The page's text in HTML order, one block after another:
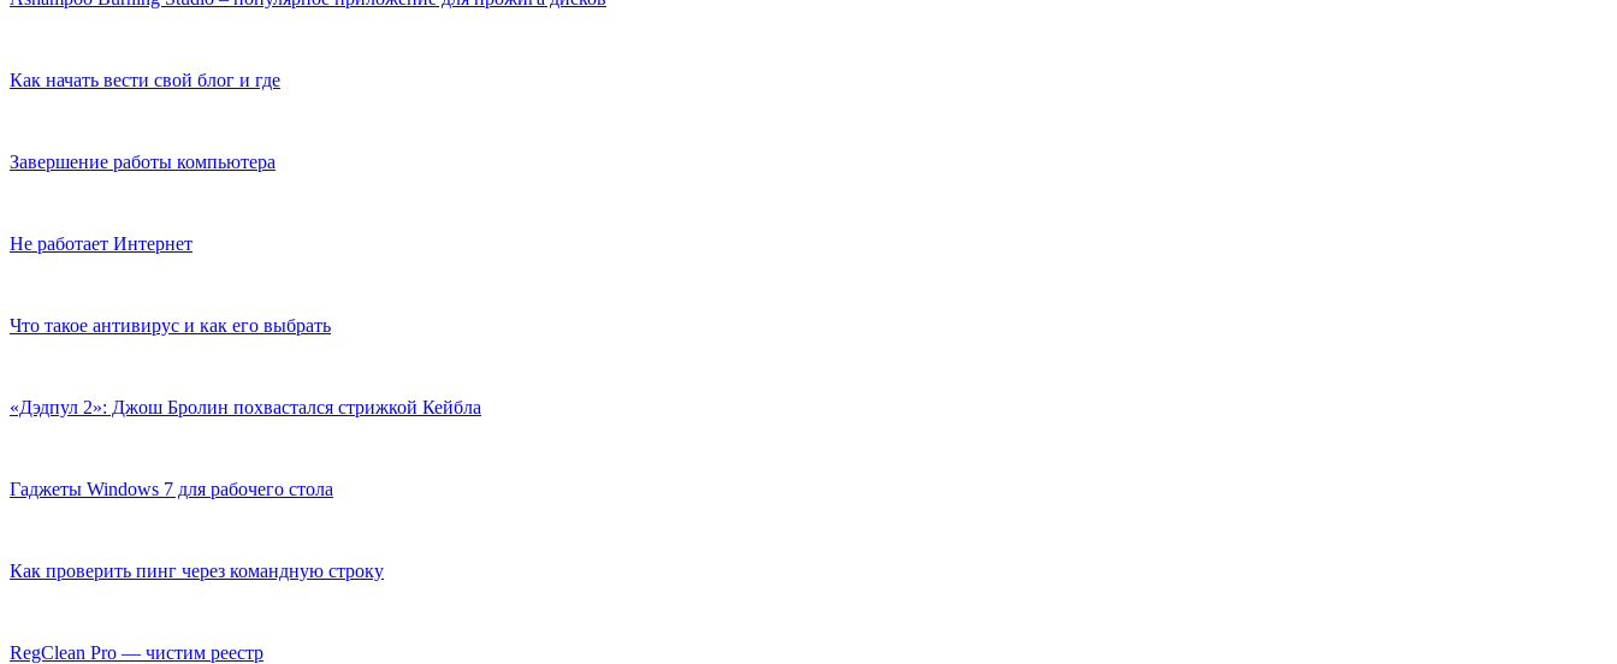
Как начать вести свой блог и где
Завершение работы компьютера
Не работает Интернет
Что такое антивирус и как его выбрать
«Дэдпул 2»: Джош Бролин похвастался стрижкой Кейбла
Гаджеты Windows 7 для рабочего стола
Как проверить пинг через командную строку
RegClean Pro — чистим реестр